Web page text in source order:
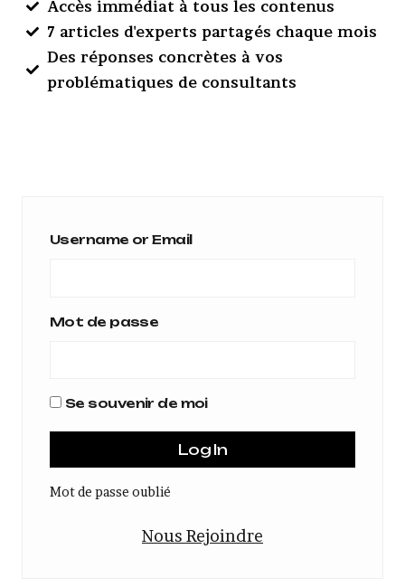
Accès immédiat à tous les contenus
7 articles d'experts partagés chaque mois
Des réponses concrètes à vos
problématiques de consultants
Username or Email
Mot de passe
Se souvenir de moi
Mot de passe oublié
Nous Rejoindre